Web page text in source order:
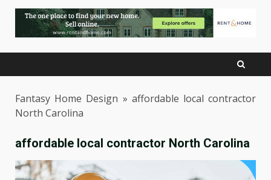
Fantasy Home Design » affordable local contractor
North Carolina
affordable local contractor North Carolina